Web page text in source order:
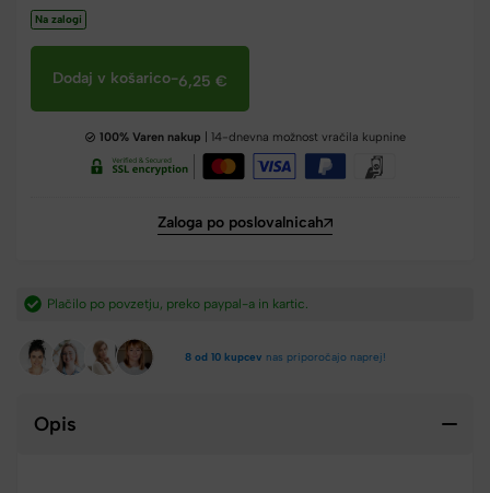
Na zalogi
Dodaj v košarico-6,25 €
100% Varen nakup | 14-dnevna možnost vračila kupnine
Zaloga po poslovalnicah
Hitra dostava iz Slovenije v 2-4 dneh.​
8 od 10 kupcev nas priporočajo naprej!
Opis